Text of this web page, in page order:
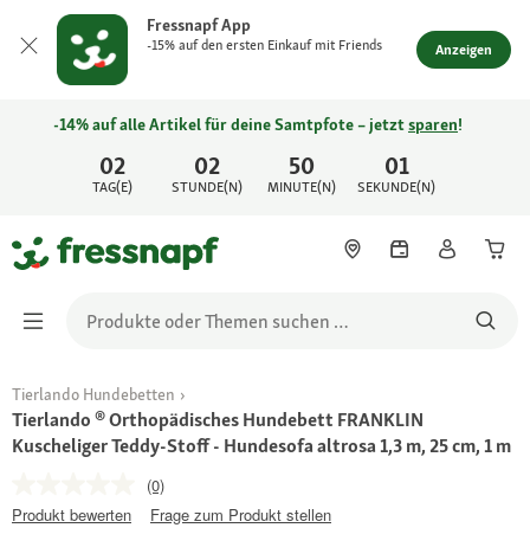
Fressnapf App
-15% auf den ersten Einkauf mit Friends Anzeigen
02
TAG(E)
02
STUNDE(N)
50
MINUTE(N)
01
SEKUNDE(N)
-14% auf alle Artikel für deine Samtpfote – jetztsparen!
Tierlando Hundebetten
Tierlando ® Orthopädisches Hundebett FRANKLIN
Kuscheliger Teddy-Stoff - Hundesofa altrosa 1,3 m, 25 cm, 1 m
(0)
Produkt bewerten
Frage zum Produkt stellen